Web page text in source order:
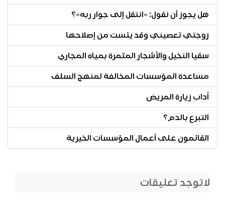
هل يجوز أن نقول: «انتقل إلى جوار ربه»؟
زوجتي تعصيني وقد يئست من إصلاحها
سقيا النخيل والأشجار المثمرة بمياه المجاري
مساعدة المؤسسات المخالفة لمنهج السلف
آداب زيارة المريض
التبرع بالدم؟
القائمون على أعمال المؤسسات الخيرية
لاتوجد تعليقات